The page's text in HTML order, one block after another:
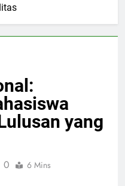
yang
0 6 Mins